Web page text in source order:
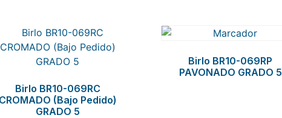
Birlo BR10-069RC
CROMADO (Bajo Pedido)
GRADO 5
Birlo BR10-069RP
PAVONADO GRADO 5